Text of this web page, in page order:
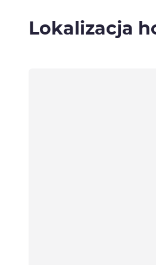
Lokalizacja